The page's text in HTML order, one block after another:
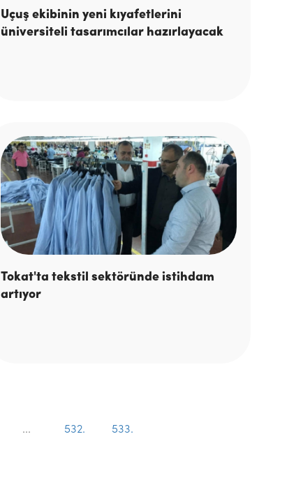
Uçuş ekibinin yeni kıyafetlerini
üniversiteli tasarımcılar hazırlayacak
Tokat'ta tekstil sektöründe istihdam
artıyor
... 532. 533.